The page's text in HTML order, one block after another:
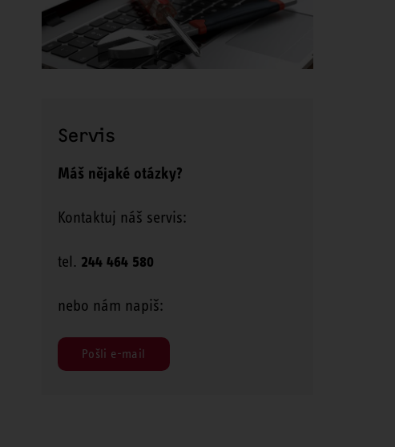
Servis
Máš nějaké otázky?
Kontaktuj náš servis:
tel. 244 464 580
nebo nám napiš:
Pošli e-mail